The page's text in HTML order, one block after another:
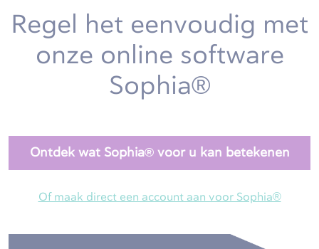
Regel het eenvoudig met
onze online software
Sophia®
Ontdek wat Sophia® voor u kan betekenen
Of maak direct een account aan voor Sophia®